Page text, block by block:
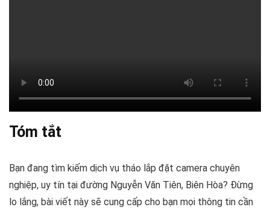
Tóm tắt
Bạn đang tìm kiếm dịch vụ tháo lắp đặt camera chuyên
nghiệp, uy tín tại đường Nguyễn Văn Tiên, Biên Hòa? Đừng
lo lắng, bài viết này sẽ cung cấp cho bạn mọi thông tin cần